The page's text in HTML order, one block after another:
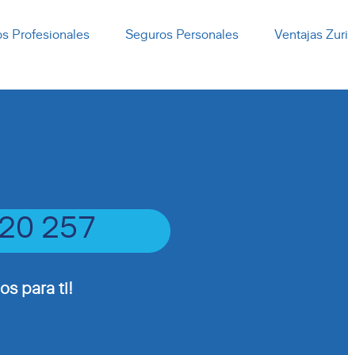
Profesionales Seguros Personales Ventajas
257
para ti!